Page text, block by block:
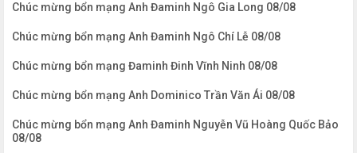
Chúc mừng bổn mạng Anh Đaminh Ngô Gia Long 08/08
Chúc mừng bổn mạng Anh Đaminh Ngô Chí Lễ 08/08
Chúc mừng bổn mạng Đaminh Đinh Vĩnh Ninh 08/08
Chúc mừng bổn mạng Anh Dominico Trần Văn Ái 08/08
Chúc mừng bổn mạng Anh Đaminh Nguyễn Vũ Hoàng Quốc Bảo
08/08